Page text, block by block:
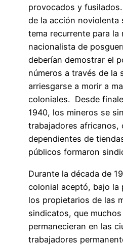
provocados y
de la acción noviolenta
tema recurrente para la
nacionalista de
deberían demostrar el
números a través de la
arriesgarse a morir a
coloniales. Desde
1940, los mineros se
trabajadores africanos,
dependientes de
públicos formaron
Durante la década de
colonial aceptó, bajo la
los propietarios de las
sindicatos, que
permanecieran en las
trabajadores